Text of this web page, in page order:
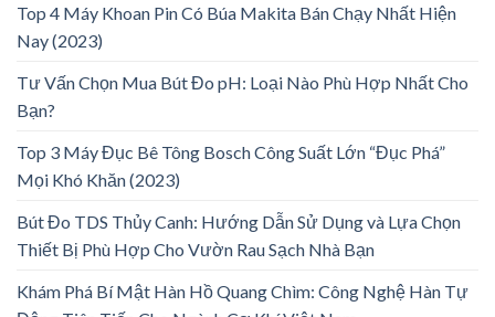
Top 4 Máy Khoan Pin Có Búa Makita Bán Chạy Nhất Hiện
Nay (2023)
Tư Vấn Chọn Mua Bút Đo pH: Loại Nào Phù Hợp Nhất Cho
Bạn?
Top 3 Máy Đục Bê Tông Bosch Công Suất Lớn “Đục Phá”
Mọi Khó Khăn (2023)
Bút Đo TDS Thủy Canh: Hướng Dẫn Sử Dụng và Lựa Chọn
Thiết Bị Phù Hợp Cho Vườn Rau Sạch Nhà Bạn
Khám Phá Bí Mật Hàn Hồ Quang Chìm: Công Nghệ Hàn Tự